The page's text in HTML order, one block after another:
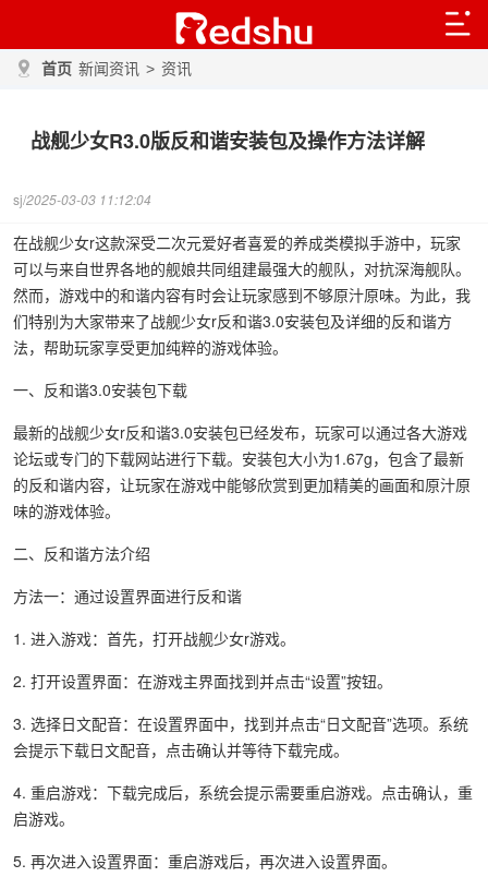
首页 新闻资讯 > 资讯
战舰少女R3.0版反和谐安装包及操作方法详解
sj/2025-03-03 11:12:04
在战舰少女r这款深受二次元爱好者喜爱的养成类模拟手游中，玩家
可以与来自世界各地的舰娘共同组建最强大的舰队，对抗深海舰队。
然而，游戏中的和谐内容有时会让玩家感到不够原汁原味。为此，我
们特别为大家带来了战舰少女r反和谐3.0安装包及详细的反和谐方
法，帮助玩家享受更加纯粹的游戏体验。
一、反和谐3.0安装包下载
最新的战舰少女r反和谐3.0安装包已经发布，玩家可以通过各大游戏
论坛或专门的下载网站进行下载。安装包大小为1.67g，包含了最新
的反和谐内容，让玩家在游戏中能够欣赏到更加精美的画面和原汁原
味的游戏体验。
二、反和谐方法介绍
方法一：通过设置界面进行反和谐
1. 进入游戏：首先，打开战舰少女r游戏。
2. 打开设置界面：在游戏主界面找到并点击“设置”按钮。
3. 选择日文配音：在设置界面中，找到并点击“日文配音”选项。系统
会提示下载日文配音，点击确认并等待下载完成。
4. 重启游戏：下载完成后，系统会提示需要重启游戏。点击确认，重
启游戏。
5. 再次进入设置界面：重启游戏后，再次进入设置界面。